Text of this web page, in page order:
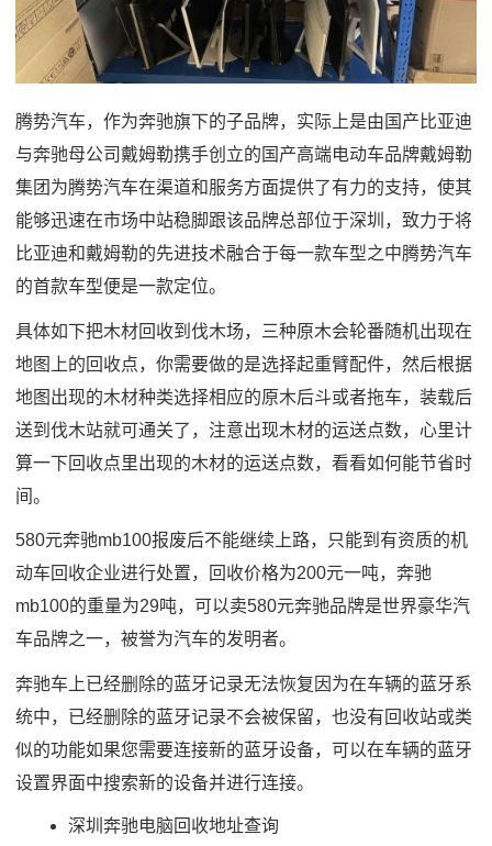
腾势汽车，作为奔驰旗下的子品牌，实际上是由国产比亚迪
与奔驰母公司戴姆勒携手创立的国产高端电动车品牌戴姆勒
集团为腾势汽车在渠道和服务方面提供了有力的支持，使其
能够迅速在市场中站稳脚跟该品牌总部位于深圳，致力于将
比亚迪和戴姆勒的先进技术融合于每一款车型之中腾势汽车
的首款车型便是一款定位。
具体如下把木材回收到伐木场，三种原木会轮番随机出现在
地图上的回收点，你需要做的是选择起重臂配件，然后根据
地图出现的木材种类选择相应的原木后斗或者拖车，装载后
送到伐木站就可通关了，注意出现木材的运送点数，心里计
算一下回收点里出现的木材的运送点数，看看如何能节省时
间。
580元奔驰mb100报废后不能继续上路，只能到有资质的机
动车回收企业进行处置，回收价格为200元一吨，奔驰
mb100的重量为29吨，可以卖580元奔驰品牌是世界豪华汽
车品牌之一，被誉为汽车的发明者。
奔驰车上已经删除的蓝牙记录无法恢复因为在车辆的蓝牙系
统中，已经删除的蓝牙记录不会被保留，也没有回收站或类
似的功能如果您需要连接新的蓝牙设备，可以在车辆的蓝牙
设置界面中搜索新的设备并进行连接。
深圳奔驰电脑回收地址查询